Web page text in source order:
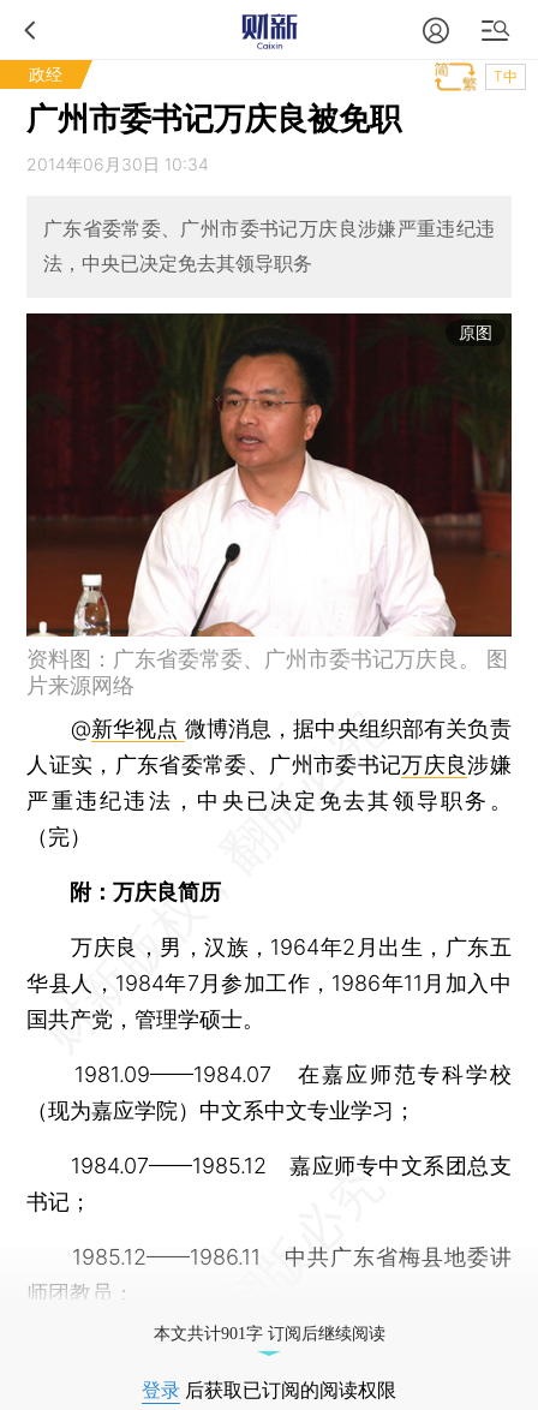
政经 T中
广州市委书记万庆良被免职
2014年06月30日 10:34
广东省委常委、广州市委书记万庆良涉嫌严重违纪违
法，中央已决定免去其领导职务
原图
资料图：广东省委常委、广州市委书记万庆良。 图
片来源网络
@新华视点 微博消息，据中央组织部有关负责
人证实，广东省委常委、广州市委书记万庆良涉嫌
严重违纪违法，中央已决定免去其领导职务。
（完）
附：万庆良简历
万庆良，男，汉族，1964年2月出生，广东五
华县人，1984年7月参加工作，1986年11月加入中
国共产党，管理学硕士。
1981.09——1984.07 在嘉应师范专科学校
（现为嘉应学院）中文系中文专业学习；
1984.07——1985.12 嘉应师专中文系团总支
书记；
1985.12——1986.11 中共广东省梅县地委讲
师团教员；
本文共计901字 订阅后继续阅读
登录 后获取已订阅的阅读权限